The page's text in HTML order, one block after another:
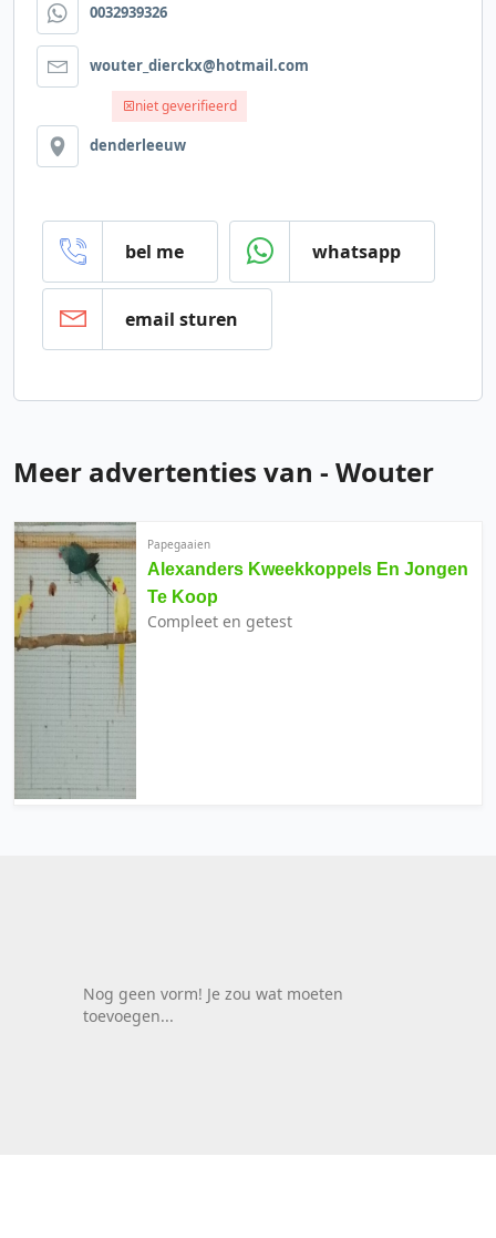
0032939326
wouter_dierckx@hotmail.com
niet geverifieerd
denderleeuw
bel me whatsapp
email sturen
Meer advertenties van - Wouter
Papegaaien
Alexanders Kweekkoppels En Jongen
Te Koop
Compleet en getest
Nog geen vorm! Je zou wat moeten
toevoegen...